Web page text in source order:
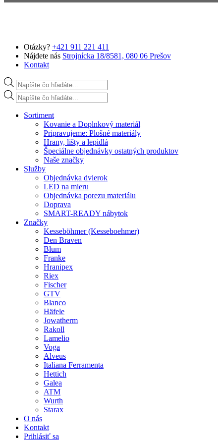
Otázky? +421 911 221 411
Nájdete nás Strojnícka 18/8581, 080 06 Prešov
Kontakt
Products search
Products search
Sortiment
Kovanie a Doplnkový materiál
Pripravujeme: Plošné materiály
Hrany, lišty a lepidlá
Špeciálne objednávky ostatných produktov
Naše značky
Služby
Objednávka dvierok
LED na mieru
Objednávka porezu materiálu
Doprava
SMART-READY nábytok
Značky
Kesseböhmer (Kesseboehmer)
Den Braven
Blum
Franke
Hranipex
Riex
Fischer
GTV
Blanco
Häfele
Jowatherm
Rakoll
Lamelio
Voga
Alveus
Italiana Ferramenta
Hettich
Galea
ATM
Wurth
Starax
O nás
Kontakt
Prihlásiť sa